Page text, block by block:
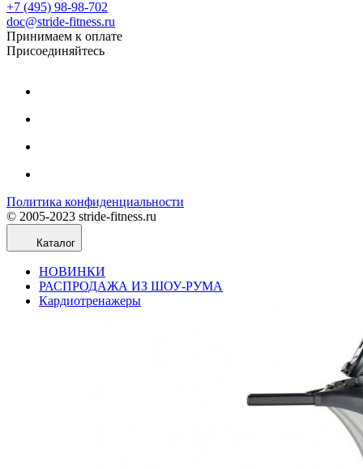
+7 (495) 98-98-702
doc@stride-fitness.ru
Принимаем к оплате
Присоединяйтесь
Политика конфиденциальности
© 2005-2023 stride-fitness.ru
Каталог
НОВИНКИ
РАСПРОДАЖА ИЗ ШОУ-РУМА
Кардиотренажеры